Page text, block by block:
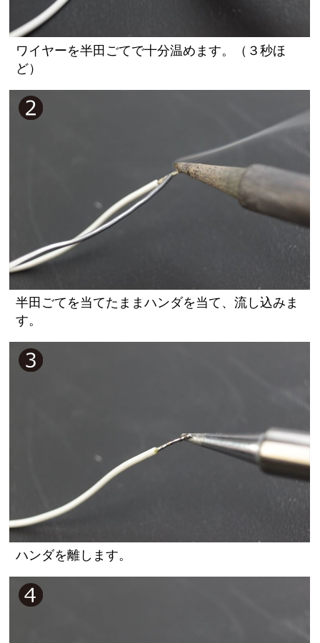
ワイヤーを半田ごてで十分温めます。（３秒ほ
ど）
半田ごてを当てたままハンダを当て、流し込みま
す。
ハンダを離します。